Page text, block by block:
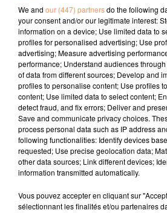
fil actus
4 juillet 2022
Radio Star Live avec Dadju
27 juin 2022
Marseille : une application
relation extras et...
27 juin 2022
Le cocholed pour jouer à
jusqu'au bout de la nuit !
Toulon : des quais
We and our (447) partnersdo the following
your consent and/or our legitimate interest:
information on a device; Use limited data to
profiles for personalised advertising; Use
advertising; Measure advertising
performance; Understand audiences
of data from different sources; Develop and
profiles to personalise content; Use profiles
content; Use limited data to select content;
detect fraud, and fix errors; Deliver and
Save and communicate privacy choices.
process personal data such as IP address
following functionalities: Identify devices
requested; Use precise geolocation data;
other data sources; Link different devices;
information transmitted automatically.
Vous pouvez accepter en cliquant sur
sélectionnant les finalités et/ou partenaires